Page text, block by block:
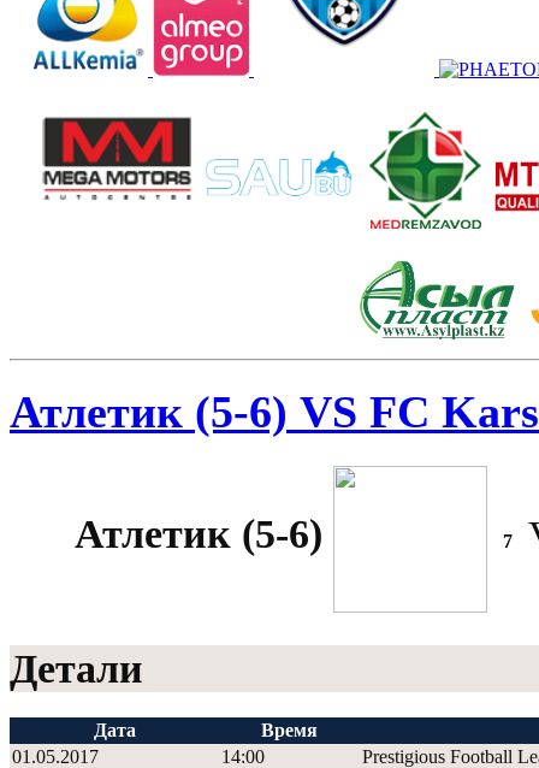
Атлетик (5-6) VS FC
Атлетик (5-6) 7
Детали
Дата
Время
01.05.2017
14:00 Prestigious Football